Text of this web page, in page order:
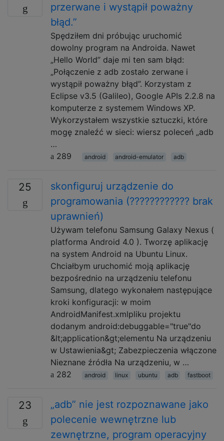
przerwane i wystąpił poważny
błąd.”
Spędziłem dni próbując uruchomić
dowolny program na Androida. Nawet
„Hello World” daje mi ten sam błąd:
„Połączenie z adb zostało zerwane i
wystąpił poważny błąd”. Korzystam z
Eclipse v3.5 (Galileo), Google APIs 2.2.8 na
komputerze z systemem Windows XP.
Wykorzystałem wszystkie sztuczki, które
mogę znaleźć w sieci: wiersz poleceń „adb
…
289
android android-emulator adb
25
skonfiguruj urządzenie do
programowania (???????????? brak
uprawnień)
Używam telefonu Samsung Galaxy Nexus (
platforma Android 4.0 ). Tworzę aplikację
na system Android na Ubuntu Linux.
Chciałbym uruchomić moją aplikację
bezpośrednio na urządzeniu telefonu
Samsung, dlatego wykonałem następujące
kroki konfiguracji: w moim
AndroidManifest.xmlpliku projektu
dodanym android:debuggable="true"do
&lt;application&gt;elementu Na urządzeniu
w Ustawienia&gt; Zabezpieczenia włączone
Nieznane źródła Na urządzeniu, w …
282
android linux ubuntu adb fastboot
23
„adb” nie jest rozpoznawane jako
polecenie wewnętrzne lub
zewnętrzne, program operacyjny